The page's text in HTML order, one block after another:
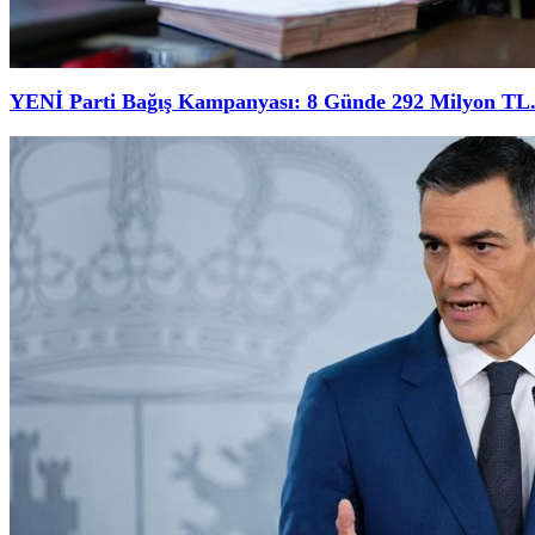
YENİ Parti Bağış Kampanyası: 8 Günde 292 Milyon